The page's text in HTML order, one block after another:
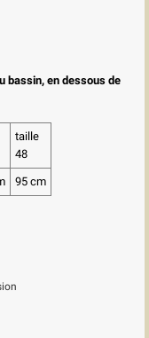
bassin, en dessous de
taille
48
95 cm